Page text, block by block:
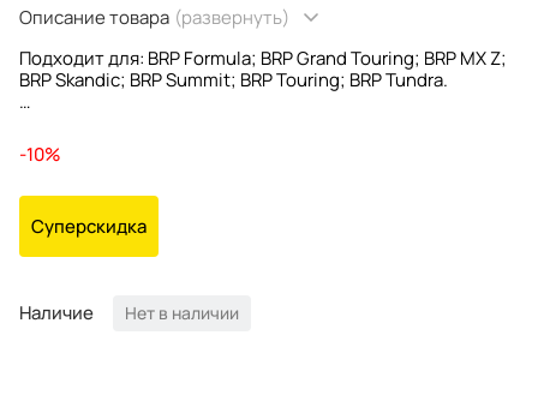
Описание товара (развернуть)
Подходит для: BRP Formula; BRP Grand Touring; BRP MX Z;
BRP Skandic; BRP Summit; BRP Touring; BRP Tundra.
-10%
Суперскидка
Наличие Нет в наличии